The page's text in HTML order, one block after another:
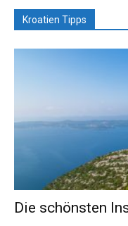
Kroatien Tipps
Die schönsten